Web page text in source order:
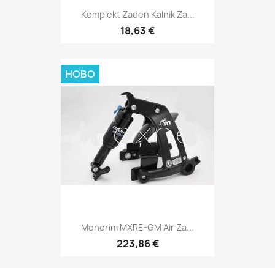
Komplekt Zaden Kalnik Za...
18,63 €
Monorim MXRE-GM Air Za...
223,86 €
НОВО